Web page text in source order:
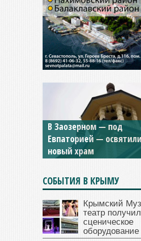
Мужской монастырь
и Дамиана в Крыму
открыт для посещения
СОБЫТИЯ В КРЫМУ
Крымский
театр
сценическое
оборудование